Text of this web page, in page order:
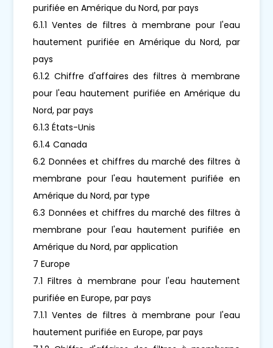
purifiée en Amérique du Nord, par pays
6.1.1 Ventes de filtres à membrane pour l'eau
hautement purifiée en Amérique du Nord, par
pays
6.1.2 Chiffre d'affaires des filtres à membrane
pour l'eau hautement purifiée en Amérique du
Nord, par pays
6.1.3 États-Unis
6.1.4 Canada
6.2 Données et chiffres du marché des filtres à
membrane pour l'eau hautement purifiée en
Amérique du Nord, par type
6.3 Données et chiffres du marché des filtres à
membrane pour l'eau hautement purifiée en
Amérique du Nord, par application
7 Europe
7.1 Filtres à membrane pour l'eau hautement
purifiée en Europe, par pays
7.1.1 Ventes de filtres à membrane pour l'eau
hautement purifiée en Europe, par pays